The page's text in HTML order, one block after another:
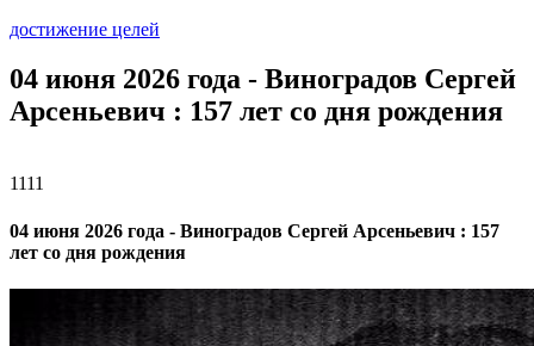
достижение целей
04 июня 2026 года - Виноградов Сергей
Арсеньевич : 157 лет со дня рождения
1111
04 июня 2026 года - Виноградов Сергей Арсеньевич : 157
лет со дня рождения